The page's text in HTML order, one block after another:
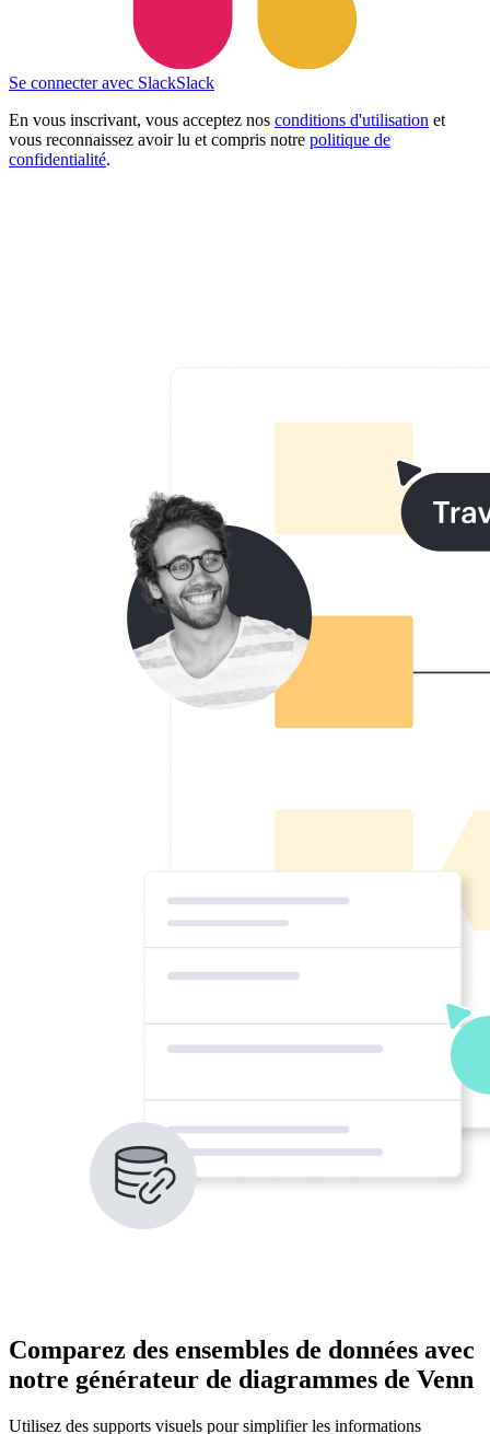
Se connecter avec SlackSlack
En vous inscrivant, vous acceptez nos conditions d'utilisation et
vous reconnaissez avoir lu et compris notre politique de
confidentialité.
Comparez des ensembles de données avec
notre générateur de diagrammes de Venn
Utilisez des supports visuels pour simplifier les informations